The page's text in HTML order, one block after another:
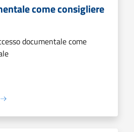
come consigliere
documentale come